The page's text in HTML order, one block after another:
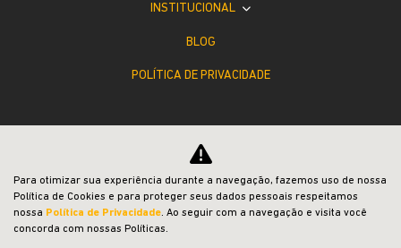
INSTITUCIONAL
BLOG
POLÍTICA DE PRIVACIDADE
Desacelere. Seu bem maior é a vida.
Para otimizar sua experiência durante a navegação, fazemos uso de nossa
Política de Cookies e para proteger seus dados pessoais respeitamos
nossa Política de Privacidade. Ao seguir com a navegação e visita você
concorda com nossas Políticas.